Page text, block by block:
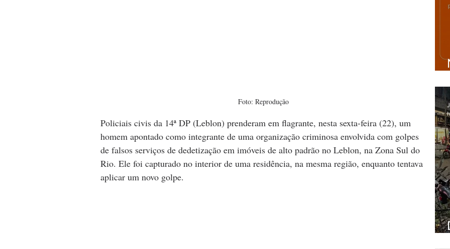
Foto: Reprodução
Policiais civis da 14ª DP (Leblon) prenderam em flagrante, nesta sexta-feira (22), um
homem apontado como integrante de uma organização criminosa envolvida com golpes
de falsos serviços de dedetização em imóveis de alto padrão no Leblon, na Zona Sul do
Rio. Ele foi capturado no interior de uma residência, na mesma região, enquanto tentava
aplicar um novo golpe.